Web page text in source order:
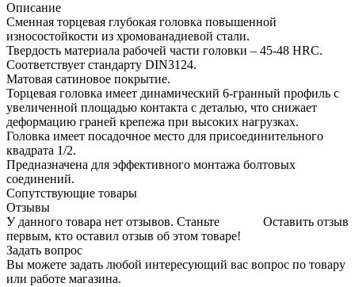
Описание
Сменная торцевая глубокая головка повышенной
износостойкости из хромованадиевой стали.
Твердость материала рабочей части головки – 45-48 HRС.
Соответствует стандарту DIN3124.
Матовая сатиновое покрытие.
Торцевая головка имеет динамический 6-гранный профиль с
увеличенной площадью контакта с деталью, что снижает
деформацию граней крепежа при высоких нагрузках.
Головка имеет посадочное место для присоединительного
квадрата 1/2.
Предназначена для эффективного монтажа болтовых
соединений.
Сопутствующие товары
Отзывы
Оставить отзыв
У данного товара нет отзывов. Станьте
первым, кто оставил отзыв об этом товаре!
Задать вопрос
Вы можете задать любой интересующий вас вопрос по товару
или работе магазина.